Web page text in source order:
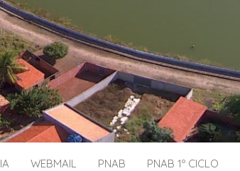
WEBMAIL PNAB PNAB 1º CICLO